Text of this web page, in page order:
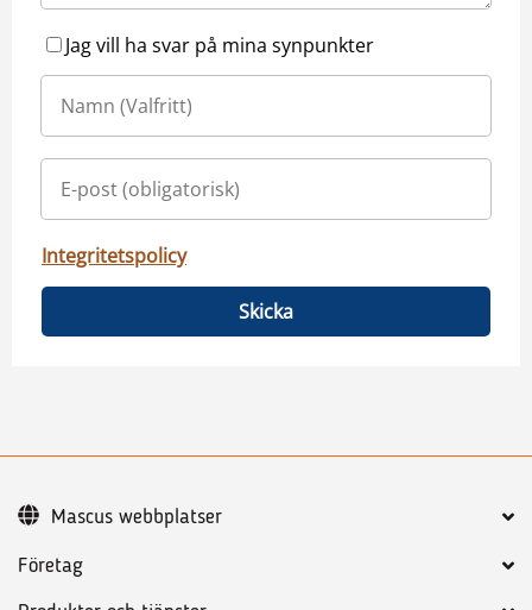
Jag vill ha svar på mina synpunkter
Integritetspolicy
Skicka
Företag
Mascus webbplatser